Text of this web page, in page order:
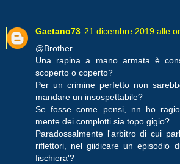
Gaetano73 21 dicembre 2019 alle
@Brother
Una rapina a mano armata è
scoperto o coperto?
Per un crimine perfetto non
mandare un insospettabile?
Se fosse come pensi, nn ho
mente dei complotti sia topo gigio?
Paradossalmente l'arbitro di cui
riflettori, nel giidicare un episodio
fischiera'?